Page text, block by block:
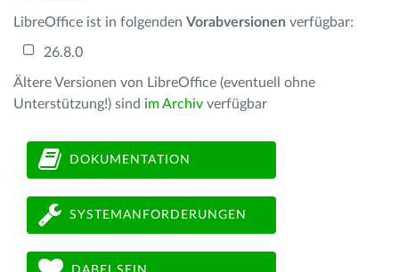
LibreOffice ist in folgenden Vorabversionen verfügbar:
26.8.0
Ältere Versionen von LibreOffice (eventuell ohne
Unterstützung!) sind im Archiv verfügbar
DOKUMENTATION
SYSTEMANFORDERUNGEN